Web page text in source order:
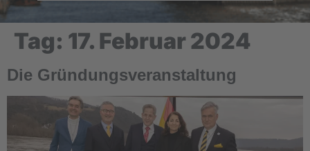
Tag: 17. Februar 2024
Die Gründungsveranstaltung